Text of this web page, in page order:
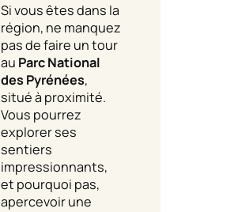
Si vous êtes dans la
région, ne manquez
pas de faire un tour
au Parc National
des Pyrénées,
situé à proximité.
Vous pourrez
explorer ses
sentiers
impressionnants,
et pourquoi pas,
apercevoir une